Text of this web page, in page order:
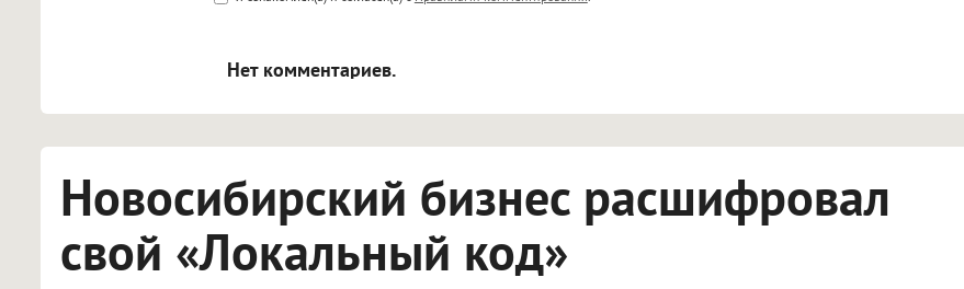
<blockquote>, <code> экранирует HTML, адреса URL автоматически становятся ссылками, и
Нет комментариев.
Новосибирский бизнес расшифровал
свой «Локальный код»